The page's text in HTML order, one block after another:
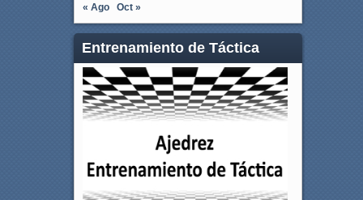
« Ago
Oct »
Entrenamiento de Táctica